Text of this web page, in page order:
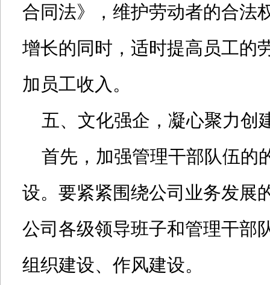
合同法》，维护劳动者的合法
增长的同时，适时提高员工的
加员工收入。
五、文化强企，凝心聚力创
首先，加强管理干部队伍的
设。要紧紧围绕公司业务发展
公司各级领导班子和管理干部
组织建设、作风建设。